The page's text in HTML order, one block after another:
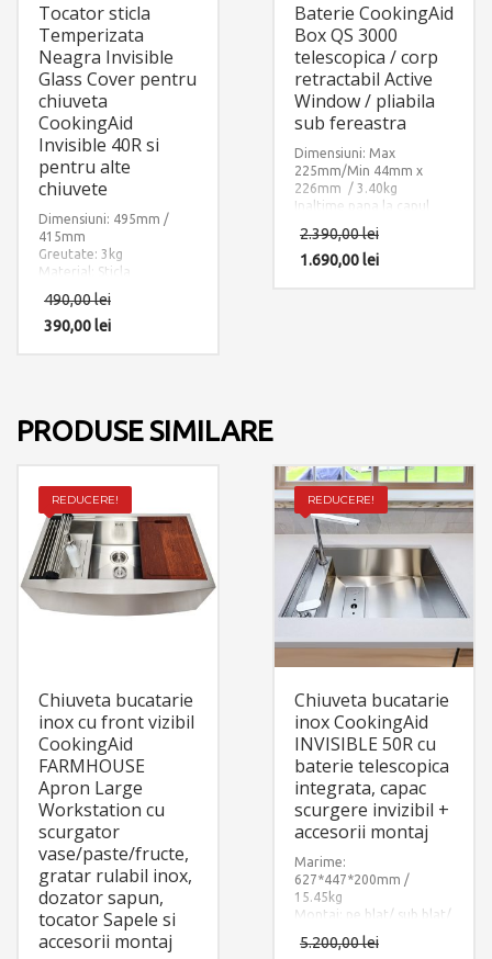
Tocator sticla
Temperizata
Neagra Invisible
Glass Cover pentru
chiuveta
CookingAid
Invisible 40R si
pentru alte
chiuvete
Dimensiuni: 495mm /
415mm
Greutate: 3kg
Material: Sticla
Temperizata Neagra
490,00lei
390,00lei
Baterie CookingAid
Box QS 3000
telescopica / corp
retractabil Active
Window / pliabila
sub fereastra
Dimensiuni: Max
225mm/Min 44mm x
226mm / 3.40kg
Inaltime pana la capul
bateriei: 212mm.
Finisaj: Cromat.
Accesorii instalare
2.390,00lei
1.690,00lei
PRODUSE SIMILARE
REDUCERE!
Chiuveta bucatarie
inox cu front vizibil
CookingAid
FARMHOUSE
Apron Large
Workstation cu
scurgator
vase/paste/fructe,
gratar rulabil inox,
dozator sapun,
tocator Sapele si
accesorii montaj
REDUCERE!
Chiuveta bucatarie
inox CookingAid
INVISIBLE 50R cu
baterie telescopica
integrata, capac
scurgere invizibil +
accesorii montaj
Marime:
627*447*200mm /
15.45kg
Montaj: pe blat/ sub blat/
la nivelul blatului
Material: INOX 18/10
5.200,00lei